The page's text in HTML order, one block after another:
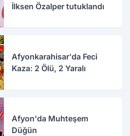
İlksen Özalper tutuklandı
Afyonkarahisar'da Feci
Kaza: 2 Ölü, 2 Yaralı
Afyon'da Muhteşem
Düğün